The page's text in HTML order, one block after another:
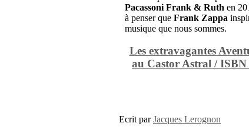
Pacassoni Frank & Ruth en
à penser que Frank Zappa
musique que nous sommes.
Les extravagantes
au Castor Astral /ISBN
Ecrit parJacques Lerognon